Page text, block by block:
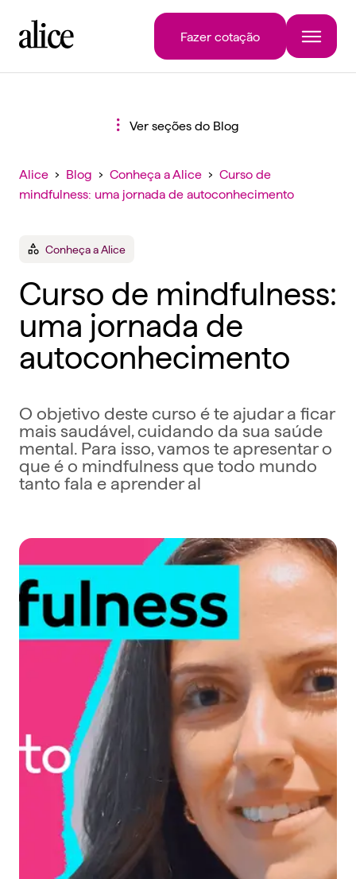
Fazer cotação
Ver seções do Blog
Alice › Blog › Conheça a Alice › Curso de
mindfulness: uma jornada de autoconhecimento
Conheça a Alice
Curso de mindfulness:
uma jornada de
autoconhecimento
O objetivo deste curso é te ajudar a ficar
mais saudável, cuidando da sua saúde
mental. Para isso, vamos te apresentar o
que é o mindfulness que todo mundo
tanto fala e aprender al